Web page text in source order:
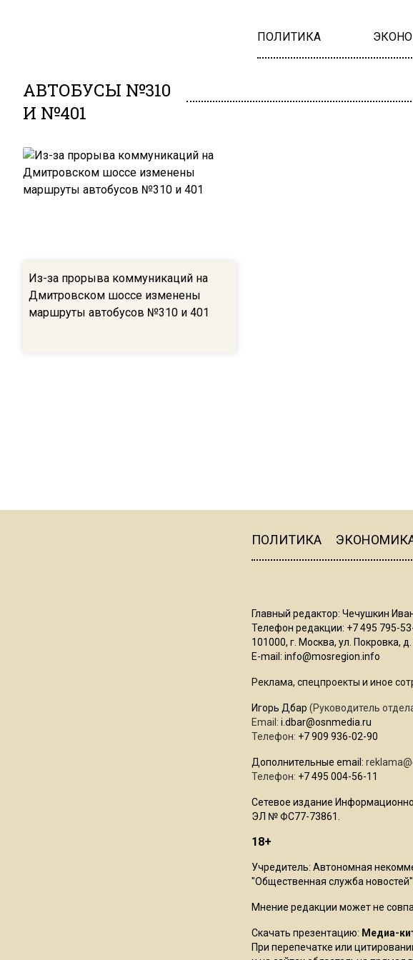
ПОЛИТИКА
АВТОБУСЫ №310
И №401
Из-за прорыва коммуникаций на
Дмитровском шоссе изменены
маршруты автобусов №310 и 401
ПОЛИТИКА
Главный редактор: Чечушкин
Телефон редакции: +7 495 795-
101000, г. Москва, ул. Покровка, д.
E-mail: info@mosregion.info
Реклама, спецпроекты и иное
Игорь Дбар (Руководитель
Email: i.dbar@osnmedia.ru
Телефон: +7 909 936-02-90
Дополнительные email:
Телефон: +7 495 004-56-11
Сетевое издание
ЭЛ № ФС77-73861.
18+
Учредитель: Автономная
"Общественная служба
Мнение редакции может не
Скачать презентацию: Медиа-
При перепечатке или